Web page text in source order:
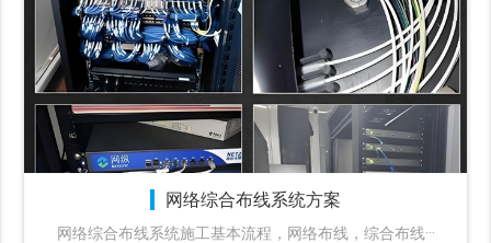
网络综合布线系统方案
网络综合布线系统施工基本流程，网络布线，综合布线···